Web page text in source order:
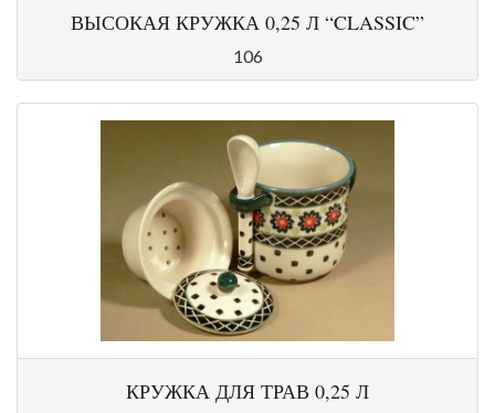
ВЫСОКАЯ КРУЖКА 0,25 Л “CLASSIC”
106
КРУЖКА ДЛЯ ТРАВ 0,25 Л